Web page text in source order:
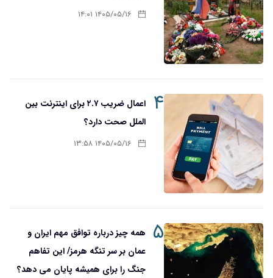
۱۴۰۵/۰۵/۱۶ ۱۴:۰۱
۴
اعمال ضریب ۲.۷ برای اینترنت بین
الملل صحت دارد؟
۱۴۰۵/۰۵/۱۶ ۱۳:۵۸
۵
همه چیز درباره توافق مهم ایران و
عمان بر سر تنگه هرمز/ این تفاهم
جنگ را برای همیشه پایان می دهد؟